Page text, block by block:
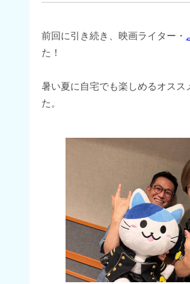
前回に引き続き、映画ライター・
た！
暑い夏に自宅でも楽しめるオス
た。